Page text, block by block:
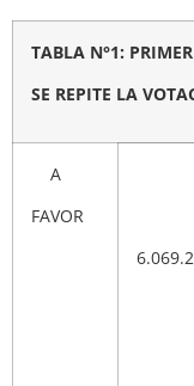
TABLA N°1:
SE REPITE LA
A
FAVOR